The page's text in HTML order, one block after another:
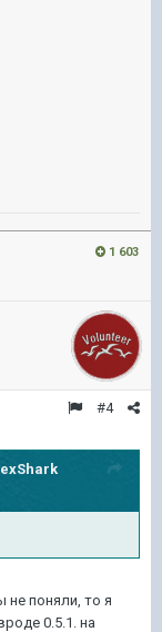
1 603
#4
не поняли, то я
0.5.1. на